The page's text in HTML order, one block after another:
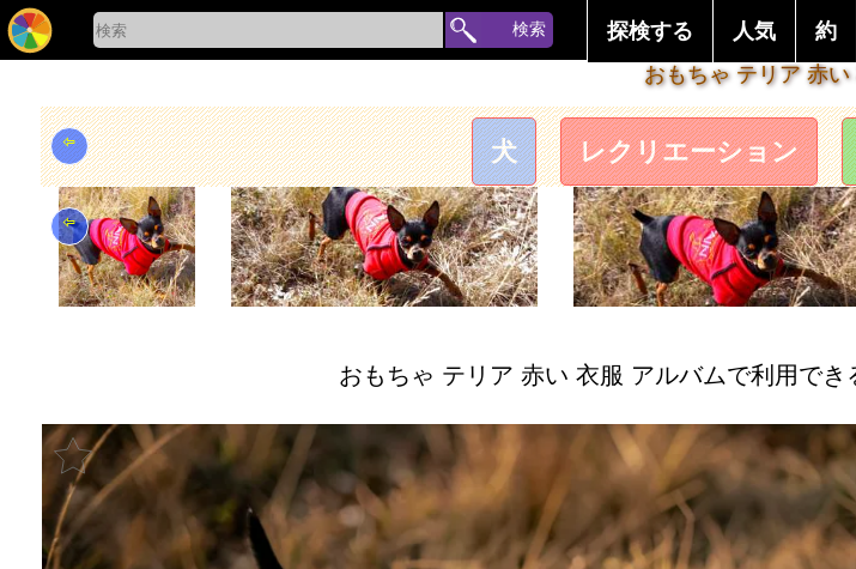
検索 探検する 人気 約
おもちゃ テリア 赤
犬 レクリエーション
⇦
⇦
おもちゃ テリア 赤い 衣服 アルバムで利用で